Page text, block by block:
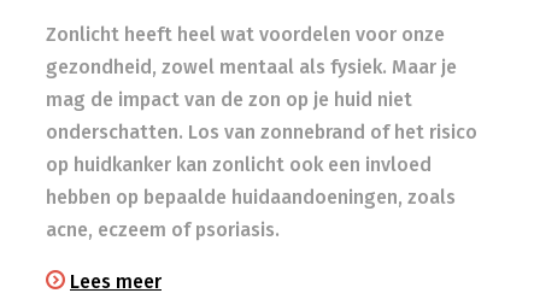
Zonlicht heeft heel wat voordelen voor onze
gezondheid, zowel mentaal als fysiek. Maar je
mag de impact van de zon op je huid niet
onderschatten. Los van zonnebrand of het risico
op huidkanker kan zonlicht ook een invloed
hebben op bepaalde huidaandoeningen, zoals
acne, eczeem of psoriasis.
Lees meer